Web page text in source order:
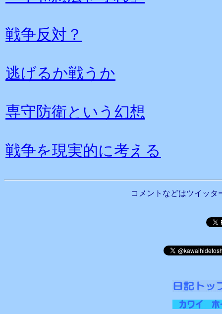
戦争反対？
逃げるか戦うか
専守防衛という幻想
戦争を現実的に考える
コメントなどはツイッタ